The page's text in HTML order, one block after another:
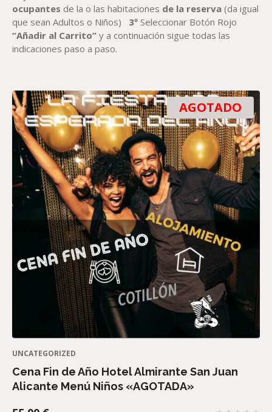
ocupantes de la o las habitaciones de la reserva (da igual
que sean Adultos o Niños)
3º Seleccionar Botón Rojo
“Añadir al Carrito” y a continuación sigue todas las
indicaciones paso a paso.
AGOTADO
UNCATEGORIZED
Cena Fin de Año Hotel Almirante San Juan
Alicante Menú Niños «AGOTADA»